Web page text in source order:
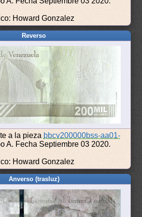
Howard Gonzalez
Reverso
a la pieza bbcv200000bss-aa01-
A. Fecha Septiembre 03 2020.
Howard Gonzalez
Anverso (trasluz)